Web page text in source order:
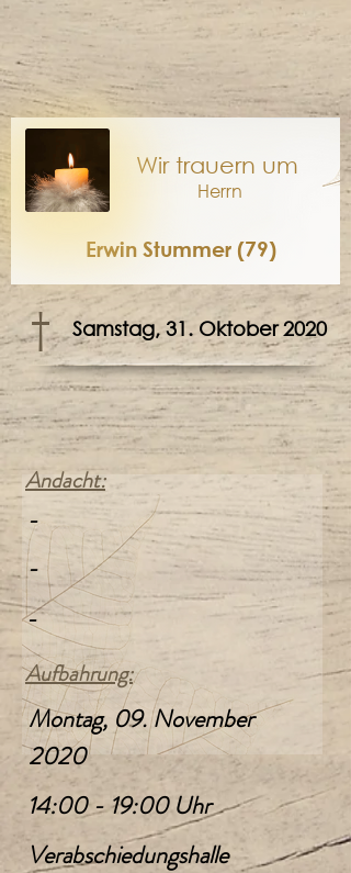
Wir trauern um
Erwin Stummer (79)
Herrn
Samstag, 31. Oktober 2020
†
Andacht:
-
-
-
Aufbahrung:
Montag, 09. November
2020
14:00 - 19:00 Uhr
Verabschiedungshalle